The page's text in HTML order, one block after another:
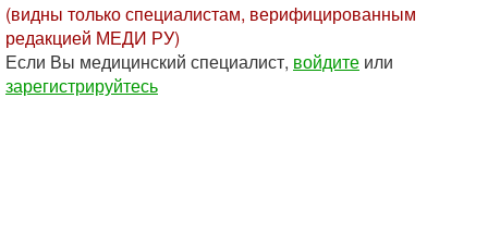
(видны только специалистам, верифицированным
редакцией МЕДИ РУ)
Если Вы медицинский специалист, войдите или
зарегистрируйтесь